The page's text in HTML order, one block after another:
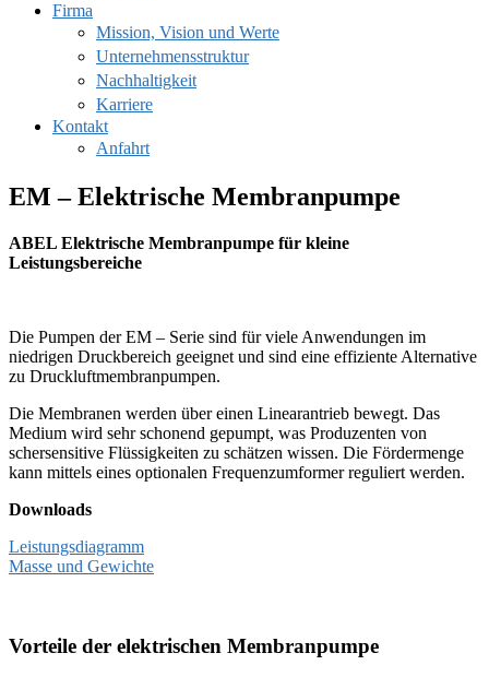
Firma
Mission, Vision und Werte
Unternehmensstruktur
Nachhaltigkeit
Karriere
Kontakt
Anfahrt
EM – Elektrische Membranpumpe
ABEL Elektrische Membranpumpe für kleine
Leistungsbereiche
Die Pumpen der EM – Serie sind für viele Anwendungen im
niedrigen Druckbereich geeignet und sind eine effiziente Alternative
zu Druckluftmembranpumpen.
Die Membranen werden über einen Linearantrieb bewegt. Das
Medium wird sehr schonend gepumpt, was Produzenten von
schersensitive Flüssigkeiten zu schätzen wissen. Die Fördermenge
kann mittels eines optionalen Frequenzumformer reguliert werden.
Downloads
Leistungsdiagramm
Masse und Gewichte
Vorteile der elektrischen Membranpumpe